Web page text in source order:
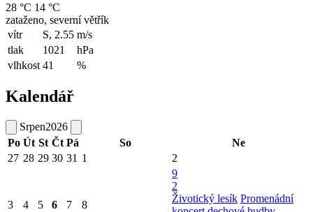
28 °C 14 °C
zataženo, severní větřík
vítr
S, 2.55 m/s
tlak
1021
hPa
vlhkost 41 %
Kalendář
Srpen2026
Po Út St Čt Pá So
Ne
27 28 29 30 31 1 2
3 4 5 6 7 8
9
2
Životický lesík Promenádní